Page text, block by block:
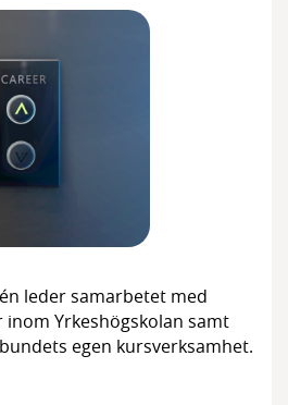
leder samarbetet med
Yrkeshögskolan samt
egen kursverksamhet.